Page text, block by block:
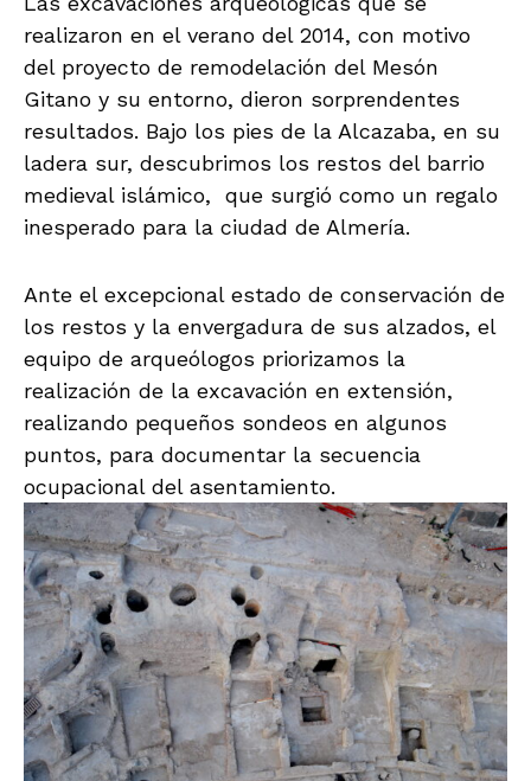
realizaron en el verano del 2014, con motivo
del proyecto de remodelación del Mesón
Gitano y su entorno, dieron sorprendentes
resultados. Bajo los pies de la Alcazaba, en su
ladera sur, descubrimos los restos del barrio
medieval islámico, que surgió como un regalo
inesperado para la ciudad de Almería.
Ante el excepcional estado de conservación de
los restos y la envergadura de sus alzados, el
equipo de arqueólogos priorizamos la
realización de la excavación en extensión,
realizando pequeños sondeos en algunos
puntos, para documentar la secuencia
ocupacional del asentamiento.